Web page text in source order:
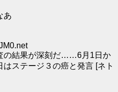
あ
の結果が深刻だ……6月1日か
ステージ３の癌と発言 [ネト